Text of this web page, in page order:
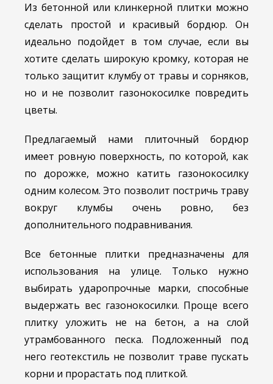
Из бетонной или клинкерной плитки можно
сделать простой и красивый бордюр. Он
идеально подойдет в том случае, если вы
хотите сделать широкую кромку, которая не
только защитит клумбу от травы и сорняков,
но и не позволит газонокосилке повредить
цветы.
Предлагаемый нами плиточный бордюр
имеет ровную поверхность, по которой, как
по дорожке, можно катить газонокосилку
одним колесом. Это позволит постричь траву
вокруг клумбы очень ровно, без
дополнительного подравнивания.
Все бетонные плитки предназначены для
использования на улице. Только нужно
выбирать ударопрочные марки, способные
выдержать вес газонокосилки. Проще всего
плитку уложить не на бетон, а на слой
утрамбованного песка. Подложенный под
него геотекстиль не позволит траве пускать
корни и прорастать под плиткой.